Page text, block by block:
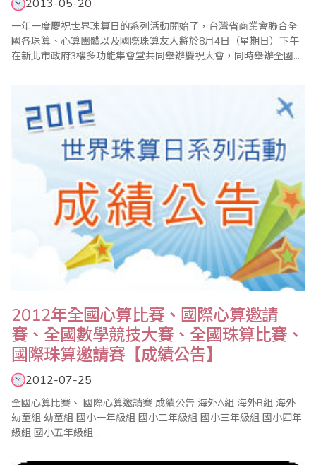
2013-05-20
一年一度慶祝世界珠算日的系列活動開始了，台灣省商業會聯合全
國各珠算、心算團體以及國際珠算友人將於8月4日（星期日）下午
在新北市政府3樓多功能集會堂共同舉辦慶祝大會，同時舉辦全國珠
力，對年長者也有健腦、教育、樂活的功能，希望各界能多提供高
齡學習或珠算對於醫..
2012年全國心算比賽、國際心算邀請
賽、全國數學競技大賽、全國珠算比賽、
國際珠算邀請賽【成績公告】
2012-07-25
全國心算比賽、 國際心算邀請賽 成績公告 海外A組 海外B組 海外
幼童組 幼童組 國小一年級組 國小二年級組 國小三年級組 國小四年
級組 國小五年級組 ..